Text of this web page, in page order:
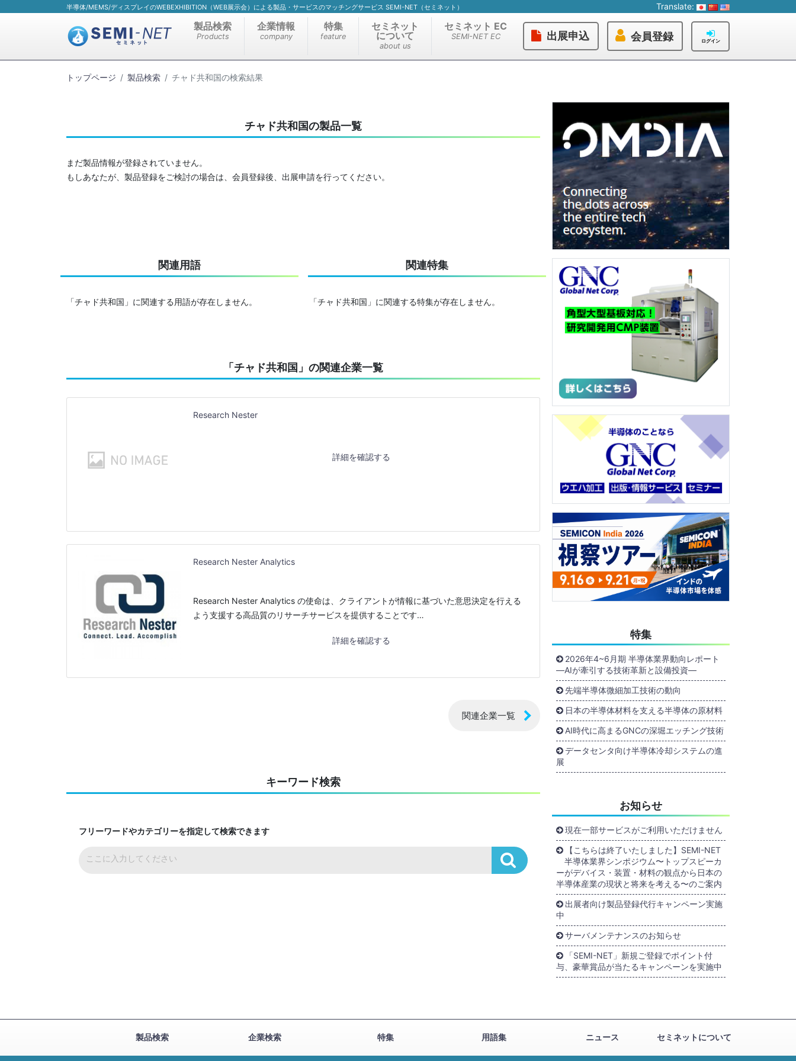
半導体/MEMS/ディスプレイのWEBEXHIBITION（WEB展示会）による製品・サービスのマッチングサービス SEMI-NET（セミネット） Translate:
製品検索
Products
企業情報
company
特集
feature
セミネット
について
about us
セミネット EC
SEMI-NET EC 出展申込 会員登録 ログイン
トップページ 製品検索 チャド共和国の検索結果
チャド共和国の製品一覧
まだ製品情報が登録されていません。
もしあなたが、製品登録をご検討の場合は、会員登録後、出展申請を行ってください。
関連用語 関連特集
「チャド共和国」に関連する用語が存在しません。 「チャド共和国」に関連する特集が存在しません。
「チャド共和国」の関連企業一覧
Research Nester
詳細を確認する
Research Nester Analytics
Research Nester Analytics の使命は、クライアントが情報に基づいた意思決定を行える
よう支援する高品質のリサーチサービスを提供することです…
詳細を確認する
関連企業一覧
キーワード検索
フリーワードやカテゴリーを指定して検索できます
特集
2026年4~6月期 半導体業界動向レポート
―AIが牽引する技術革新と設備投資―
先端半導体微細加工技術の動向
日本の半導体材料を支える半導体の原材料
AI時代に高まるGNCの深堀エッチング技術
データセンタ向け半導体冷却システムの進
展
お知らせ
現在一部サービスがご利用いただけません
【こちらは終了いたしました】SEMI-NET
半導体業界シンポジウム〜トップスピーカ
ーがデバイス・装置・材料の観点から日本の
半導体産業の現状と将来を考える〜のご案内
出展者向け製品登録代行キャンペーン実施
中
サーバメンテナンスのお知らせ
「SEMI-NET」新規ご登録でポイント付
与、豪華賞品が当たるキャンペーンを実施中
製品検索 企業検索 特集 用語集 ニュース セミネットについて